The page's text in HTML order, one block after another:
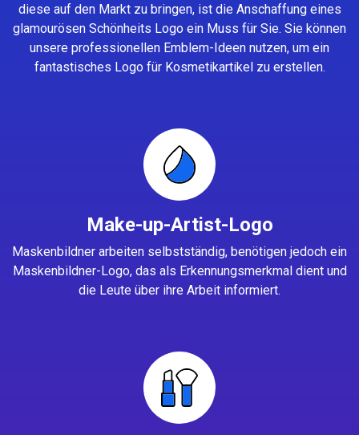
diese auf den Markt zu bringen, ist die Anschaffung eines
glamourösen Schönheits Logo ein Muss für Sie. Sie können
unsere professionellen Emblem-Ideen nutzen, um ein
fantastisches Logo für Kosmetikartikel zu erstellen.
Make-up-Artist-Logo
Maskenbildner arbeiten selbstständig, benötigen jedoch ein
Maskenbildner-Logo, das als Erkennungsmerkmal dient und
die Leute über ihre Arbeit informiert.